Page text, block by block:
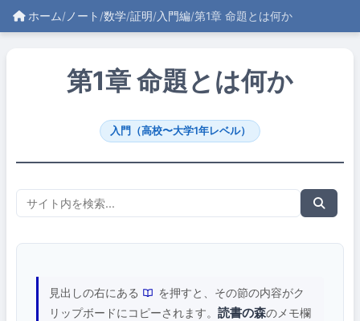
ホーム/ ノート /数学/証明/入門編/第1章 命題とは何か
第1章 命題とは何か
入門（高校〜大学1年レベル）
見出しの右にある
を押すと、その節の内容がク
リップボードにコピーされます。 読書の森のメモ欄